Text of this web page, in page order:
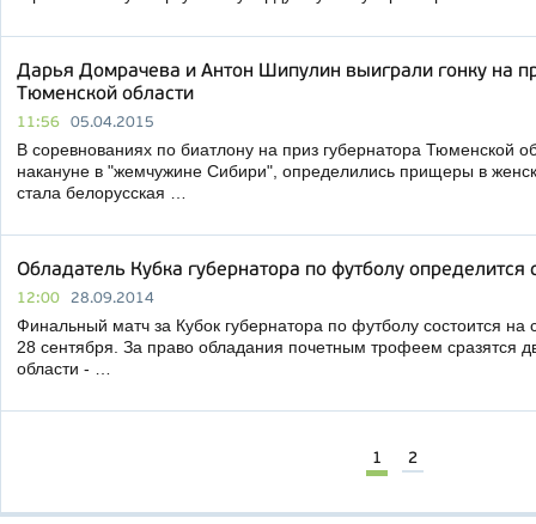
Дарья Домрачева и Антон Шипулин выиграли гонку на
Тюменской области
11:56 05.04.2015
В соревнованиях по биатлону на приз губернатора Тюменской
накануне в "жемчужине Сибири", определились прищеры в
стала белорусская …
Обладатель Кубка губернатора по футболу определится
12:00 28.09.2014
Финальный матч за Кубок губернатора по футболу состоится на
28 сентября. За право обладания почетным трофеем сразятся
области - …
1 2